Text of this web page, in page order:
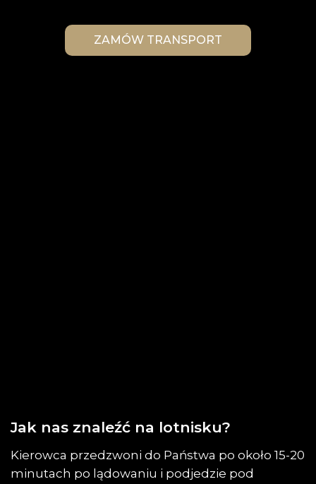
ZAMÓW TRANSPORT
Jak nas znaleźć na lotnisku?
Kierowca przedzwoni do Państwa po około 15-20
minutach po lądowaniu i podjedzie pod